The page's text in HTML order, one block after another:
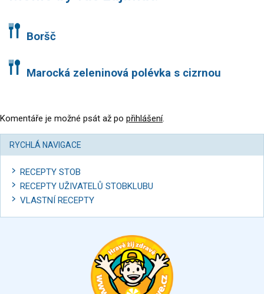
Boršč
Marocká zeleninová polévka s cizrnou
Komentáře je možné psát až po přihlášení.
RYCHLÁ NAVIGACE
RECEPTY STOB
RECEPTY UŽIVATELŮ STOBKLUBU
VLASTNÍ RECEPTY